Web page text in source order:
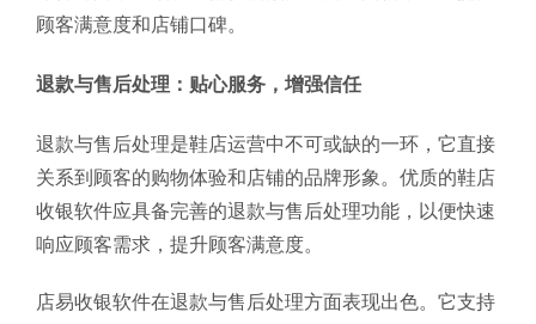
顾客满意度和店铺口碑。
退款与售后处理：贴心服务，增强信任
退款与售后处理是鞋店运营中不可或缺的一环，它直接
关系到顾客的购物体验和店铺的品牌形象。优质的鞋店
收银软件应具备完善的退款与售后处理功能，以便快速
响应顾客需求，提升顾客满意度。
店易收银软件在退款与售后处理方面表现出色。它支持